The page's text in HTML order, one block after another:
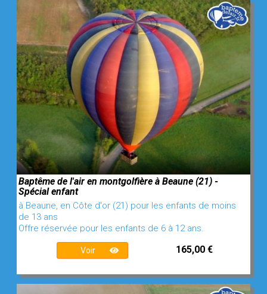
Baptême de l'air en montgolfière à Beaune (21) -
Spécial enfant
à Beaune, en Côte d'or (21) pour les enfants de moins
de 13 ans
Offre réservée pour les enfants de 6 à 12 ans.
Voir 165,00 €